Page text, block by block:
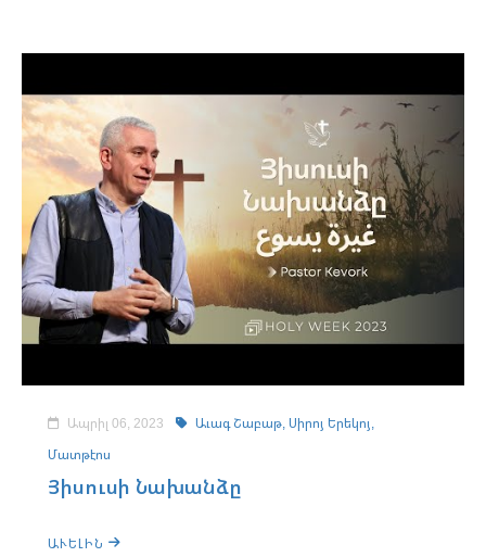
Ապրիլ 06, 2023 Աւագ Շաբաթ,Սիրոյ Երեկոյ,
Մատթէոս
Յիսուսի Նախանձը
ԱՒԵԼԻՆ